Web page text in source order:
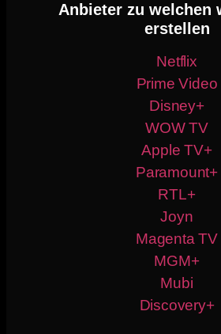
Anbieter zu welchen
erstellen
Netflix
Prime Video
Disney+
WOW TV
Apple TV+
Paramount+
RTL+
Joyn
Magenta TV
MGM+
Mubi
Discovery+